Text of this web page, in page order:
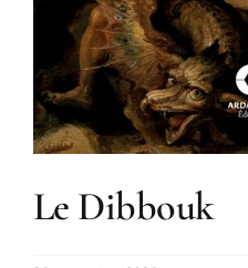
Le Dibbouk